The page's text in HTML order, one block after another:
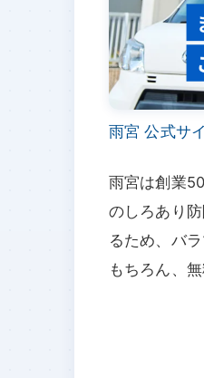
雨宮 公式サ
雨宮は創業
のしろあり
るため、バ
もちろん、